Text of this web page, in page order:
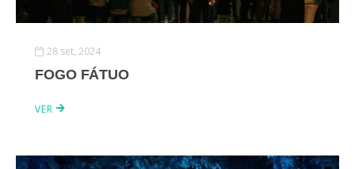
28 set, 2024
FOGO FÁTUO
VER